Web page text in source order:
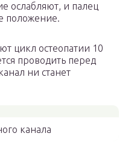
ослабляют, и палец
положение.
цикл остеопатии 10
проводить перед
ни станет
канала